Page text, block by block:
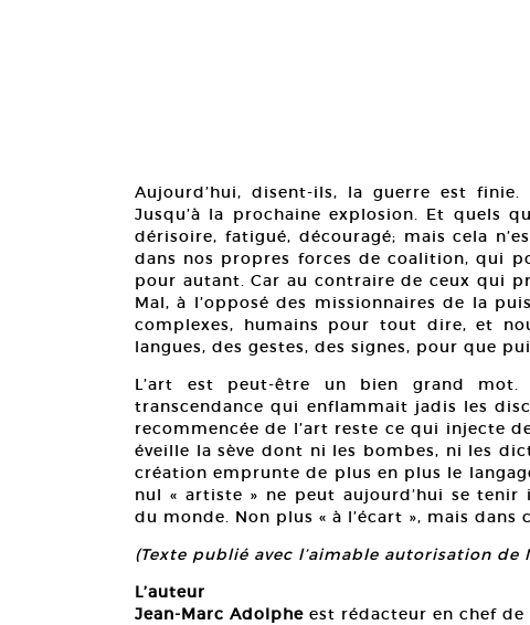
Aujourd’hui, disent-ils, la guerre est
Jusqu’à la prochaine explosion. Et quels
dérisoire, fatigué, découragé; mais cela
dans nos propres forces de coalition, qui
pour autant. Car au contraire de ceux qui
Mal, à l’opposé des missionnaires de la
complexes, humains pour tout dire, et
langues, des gestes, des signes, pour que
L’art est peut-être un bien grand
transcendance qui enflammait jadis les
recommencée de l’art reste ce qui injecte
éveille la sève dont ni les bombes, ni les
création emprunte de plus en plus le
nul « artiste » ne peut aujourd’hui se
du monde. Non plus « à l’écart », mais dans
(Texte publié avec l’aimable autorisation de
L’auteur
Jean-Marc Adolphe est rédacteur en chef de